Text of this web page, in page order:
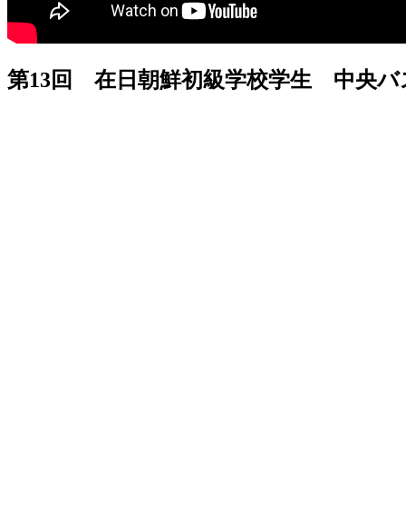
第13回 在日朝鮮初級学校学生 中央